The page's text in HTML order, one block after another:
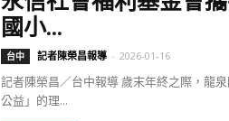
國小...
台中 記者陳榮昌報導 - 2026-01-16
記者陳榮昌／台中報導 歲末年終之際，龍
公益」的理...